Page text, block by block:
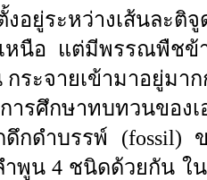
งอยู่ระหว่างเส้นละ
หนือ แต่มีพรรณพืชข้
กระจายเข้ามาอยู่มา
ารศึกษาทบทวนขอ
ดึกดำบรรพ์ (fossil)
ำพูน 4 ชนิดด้วยกัน ใ